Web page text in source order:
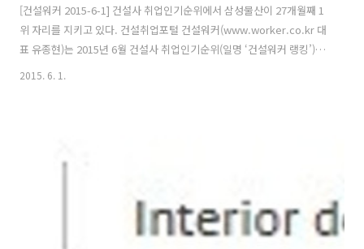
[건설워커 2015-6-1] 건설사 취업인기순위에서 삼성물산이 27개월째 1
위 자리를 지키고 있다. 건설취업포털 건설워커(www.worker.co.kr 대
표 유종현)는 2015년 6월 건설사 취업인기순위(일명 ‘건설워커 랭킹’)에
름을 올렸다. 호반건설, 현대산업개발, 계룡건설산업, 부영, 코오롱글로
2015. 6. 1.